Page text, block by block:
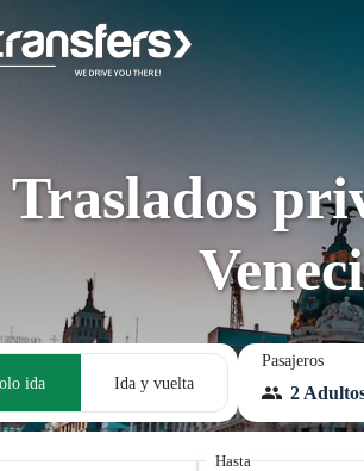
Traslados
ida Ida y vuelta
Pasajeros
2
Hasta